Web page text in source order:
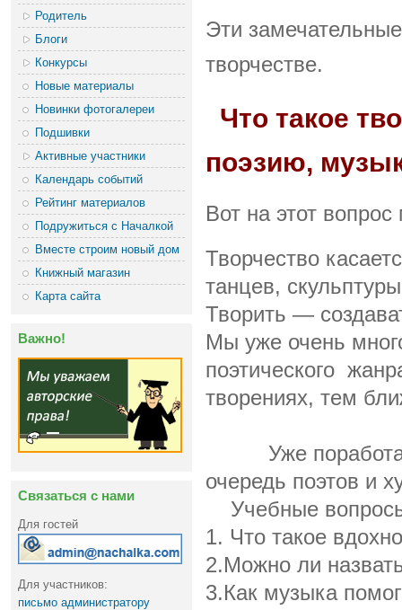
Родитель
Блоги
Конкурсы
Новые материалы
Новинки фотогалереи
Подшивки
Активные участники
Календарь событий
Рейтинг материалов
Подружиться с Началкой
Вместе строим новый дом
Книжный магазин
Карта сайта
Важно!
Связаться с нами
Для гостей
Для участников:
письмо администратору
Эти
творчестве.
Что такое
поэзию,
Вот на этот
Творчество
танцев,
Творить —
Мы уже очень
поэтического
творениях, тем
Уже поработали
очередь поэтов и
Учебные
1. Что такое
2.Можно ли
3.Как музыка